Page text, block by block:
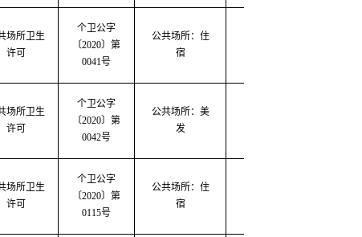
场所卫生
许可
个卫公字
〔2020〕第
0041号
公共场所：住
宿
场所卫生
许可
个卫公字
〔2020〕第
0042号
公共场所：美
发
场所卫生
许可
个卫公字
〔2020〕第
0115号
公共场所：住
宿